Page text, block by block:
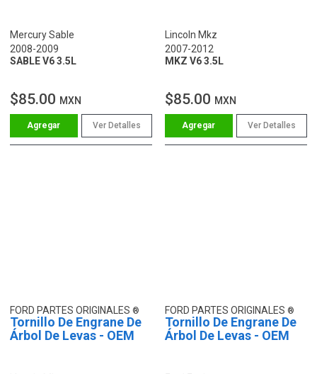
Mercury Sable
2008-2009
SABLE V6 3.5L
$85.00 MXN
Ver Detalles
Lincoln Mkz
2007-2012
MKZ V6 3.5L
$85.00 MXN
Ver Detalles
FORD PARTES ORIGINALES
Tornillo De Engrane De
Árbol De Levas - OEM
FORD PARTES ORIGINALES
Tornillo De Engrane De
Árbol De Levas - OEM